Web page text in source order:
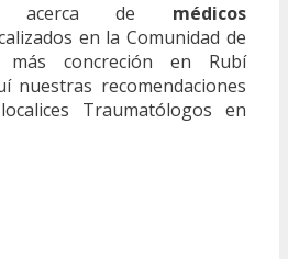
acerca de médicos
en la Comunidad de
concreción en Rubí
nuestras recomendaciones
Traumatólogos en